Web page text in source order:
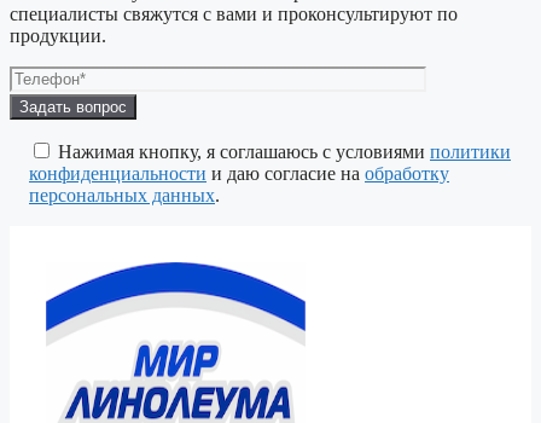
специалисты свяжутся с вами и проконсультируют по
продукции.
Оставьте
это
поле
пустым.
Нажимая кнопку, я соглашаюсь с условиями политики
конфиденциальности и даю согласие на обработку
персональных данных.